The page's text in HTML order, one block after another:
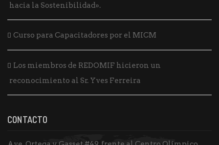
hacia la Sostenibilidad».
Curso para Capacitadores por el MICM
Los miembros de REDOMIF hicieron un
reconocimiento al Sr. Yves Ferreira
CONTACTO